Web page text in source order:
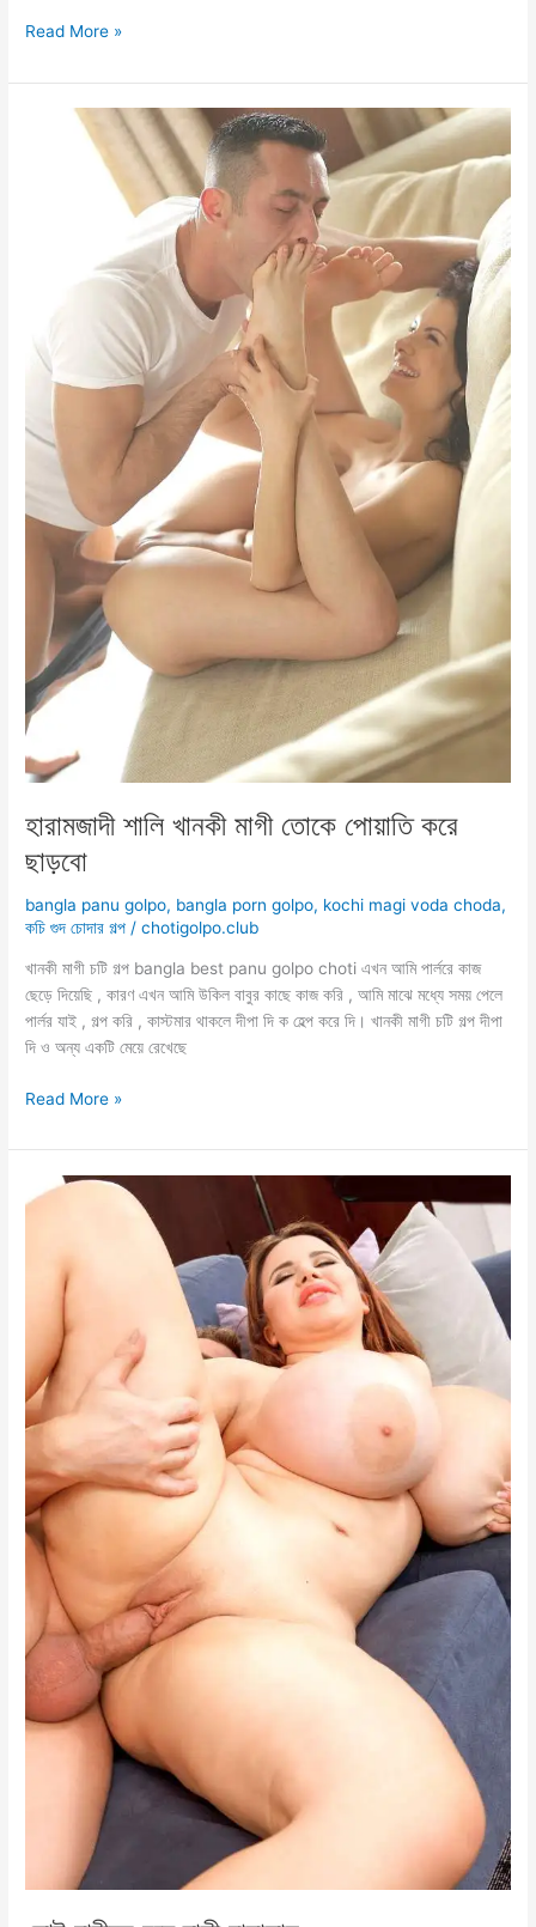
নিটোল
বৌ
Read More »
হারামজাদী শালি খানকী মাগী তোকে পোয়াতি করে
ছাড়বো
bangla panu golpo, bangla porn golpo, kochi magi voda choda,
কচি গুদ চোদার গল্প /chotigolpo.club
খানকী মাগী চটি গল্প bangla best panu golpo choti এখন আমি পার্লরে কাজ
ছেড়ে দিয়েছি , কারণ এখন আমি উকিল বাবুর কাছে কাজ করি , আমি মাঝে মধ্যে সময় পেলে
পার্লর যাই , গল্প করি , কাস্টমার থাকলে দীপা দি ক হেল্প করে দি। খানকী মাগী চটি গল্প দীপা
দি ও অন্য একটি মেয়ে রেখেছে
হারামজাদী
খানকী
তোকে
Read More »